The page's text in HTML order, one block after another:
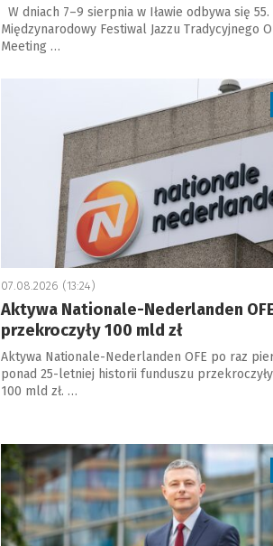
W dniach 7–9 sierpnia w Iławie odbywa się 55.
Międzynarodowy Festiwal Jazzu Tradycyjnego
Meeting …
07.08.2026 (13:24)
Aktywa Nationale-Nederlanden
przekroczyły 100 mld zł
Aktywa Nationale-Nederlanden OFE po raz
ponad 25-letniej historii funduszu
100 mld zł. …
a